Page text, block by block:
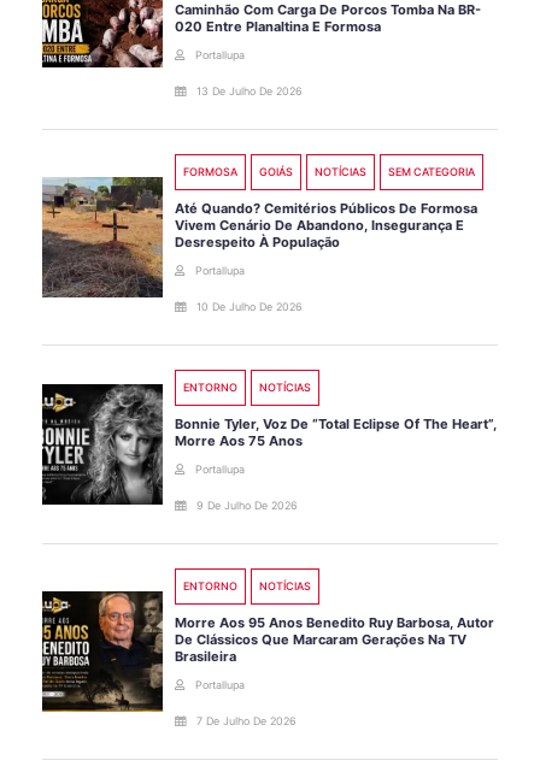
Caminhão Com Carga De Porcos Tomba Na BR-
020 Entre Planaltina E Formosa
Portallupa
13 De Julho De 2026
FORMOSA GOIÁS NOTÍCIAS SEM CATEGORIA
Até Quando? Cemitérios Públicos De Formosa
Vivem Cenário De Abandono, Insegurança E
Desrespeito À População
Portallupa
10 De Julho De 2026
ENTORNO NOTÍCIAS
Bonnie Tyler, Voz De “Total Eclipse Of The Heart”,
Morre Aos 75 Anos
Portallupa
9 De Julho De 2026
ENTORNO NOTÍCIAS
Morre Aos 95 Anos Benedito Ruy Barbosa, Autor
De Clássicos Que Marcaram Gerações Na TV
Brasileira
Portallupa
7 De Julho De 2026